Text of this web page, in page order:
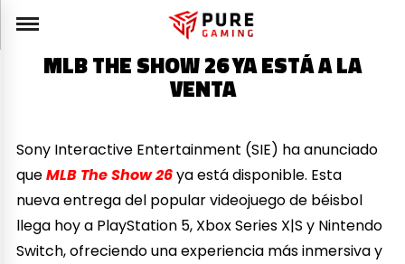
MLB THE SHOW 26 YA ESTÁ A LA
VENTA
Sony Interactive Entertainment (SIE) ha anunciado
queMLB The Show 26ya está disponible. Esta
nueva entrega del popular videojuego de béisbol
llega hoy a PlayStation 5, Xbox Series X|S y Nintendo
Switch, ofreciendo una experiencia más inmersiva y